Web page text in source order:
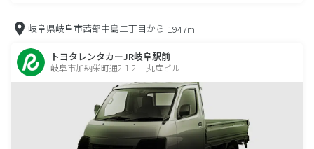
岐阜県岐阜市茜部中島二丁目から 1947m
トヨタレンタカーJR岐阜駅前
岐阜市加納栄町通2-1-2 丸産ビル